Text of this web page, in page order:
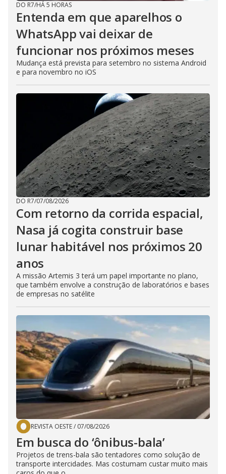
DO R7/HÁ 5 HORAS
Entenda em que aparelhos o
WhatsApp vai deixar de
funcionar nos próximos meses
Mudança está prevista para setembro no sistema Android
e para novembro no iOS
DO R7/07/08/2026
Com retorno da corrida espacial,
Nasa já cogita construir base
lunar habitável nos próximos 20
anos
A missão Artemis 3 terá um papel importante no plano,
que também envolve a construção de laboratórios e bases
de empresas no satélite
REVISTA OESTE/ 07/08/2026
Em busca do ‘ônibus-bala’
Projetos de trens-bala são tentadores como solução de
transporte intercidades. Mas costumam custar muito mais